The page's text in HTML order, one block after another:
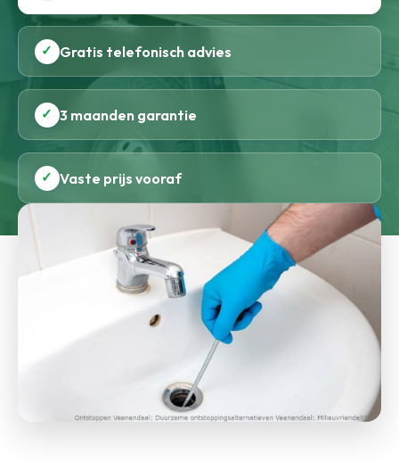
✓ Gratis telefonisch advies
✓ 3 maanden garantie
✓ Vaste prijs vooraf